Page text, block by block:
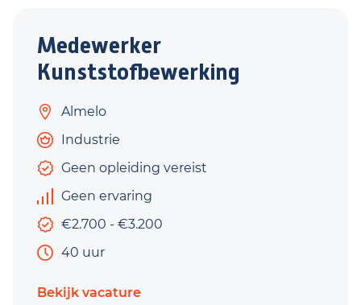
Medewerker
Kunststofbewerking
Almelo
Industrie
Geen opleiding vereist
Geen ervaring
€2.700 - €3.200
40 uur
Bekijk vacature